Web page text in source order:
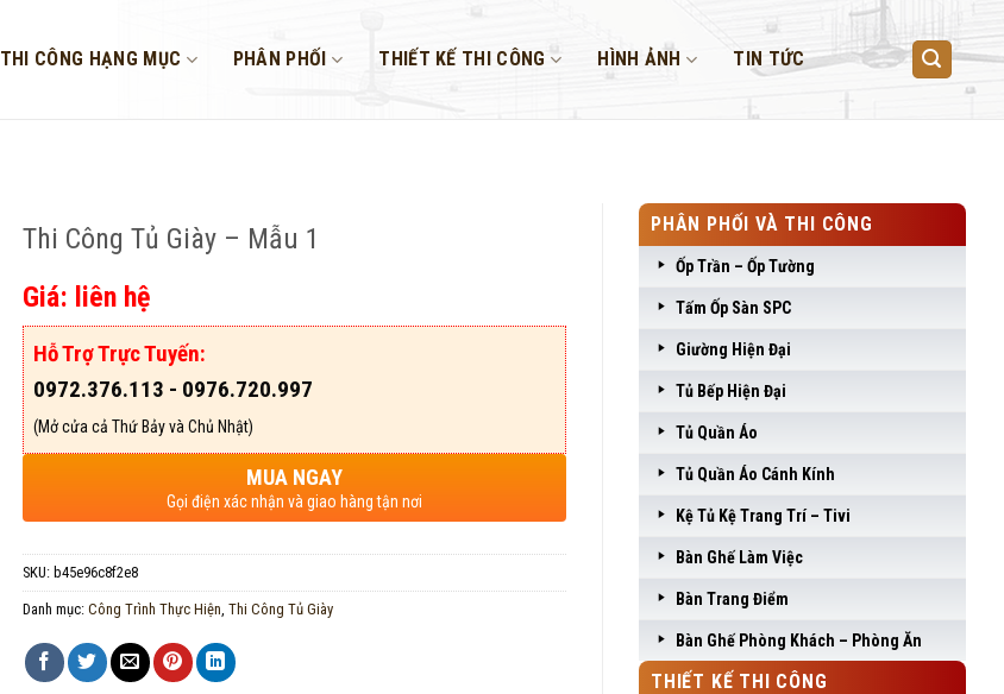
THI CÔNG HẠNG MỤC PHÂN PHỐI THIẾT KẾ THI CÔNG HÌNH ẢNH TIN TỨC
PHÂN PHỐI VÀ THI CÔNG
Ốp Trần – Ốp Tường
Tấm Ốp Sàn SPC
Giường Hiện Đại
Tủ Bếp Hiện Đại
Tủ Quần Áo
Tủ Quần Áo Cánh Kính
Kệ Tủ Kệ Trang Trí – Tivi
Bàn Ghế Làm Việc
Bàn Trang Điểm
Bàn Ghế Phòng Khách – Phòng Ăn
THIẾT KẾ THI CÔNG
Thi Công Tủ Giày – Mẫu 1
Giá: liên hệ
Hỗ Trợ Trực Tuyến:
0972.376.113 - 0976.720.997
(Mở cửa cả Thứ Bảy và Chủ Nhật)
MUA NGAY
Gọi điện xác nhận và giao hàng tận nơi
SKU: b45e96c8f2e8
Danh mục: Công Trình Thực Hiện, Thi Công Tủ Giày